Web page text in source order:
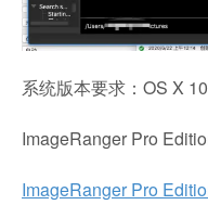
系统版本要求：OS X
ImageRanger Pro
ImageRanger Pro